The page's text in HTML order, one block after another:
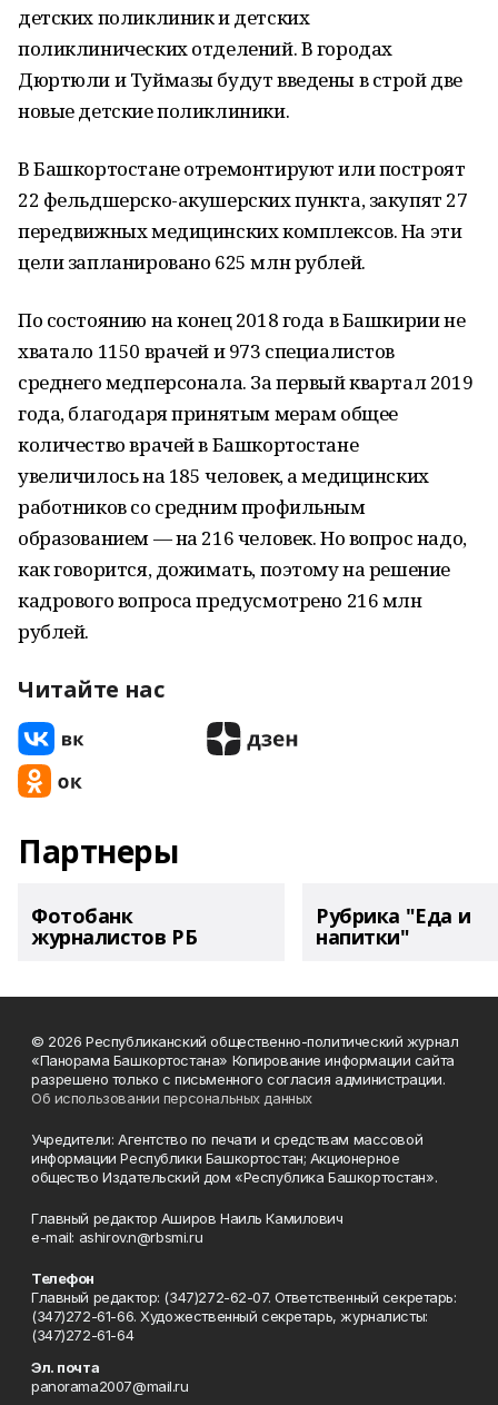
детских поликлиник и детских
поликлинических отделений. В городах
Дюртюли и Туймазы будут введены в строй две
новые детские поликлиники.
В Башкортостане отремонтируют или построят
22 фельдшерско-акушерских пункта, закупят 27
передвижных медицинских комплексов. На эти
цели запланировано 625 млн рублей.
По состоянию на конец 2018 года в Башкирии не
хватало 1150 врачей и 973 специалистов
среднего медперсонала. За первый квартал 2019
года, благодаря принятым мерам общее
количество врачей в Башкортостане
увеличилось на 185 человек, а медицинских
работников со средним профильным
образованием — на 216 человек. Но вопрос надо,
как говорится, дожимать, поэтому на решение
кадрового вопроса предусмотрено 216 млн
рублей.
Читайте нас
Партнеры
Фотобанк
журналистов РБ
Рубрика "Еда и
напитки"
© 2026 Республиканский общественно-политический журнал
«Панорама Башкортостана» Копирование информации сайта
разрешено только с письменного согласия администрации.
Об использовании персональных данных
Учредители: Агентство по печати и средствам массовой
информации Республики Башкортостан; Акционерное
общество Издательский дом «Республика Башкортостан».
Главный редактор Аширов Наиль Камилович
e-mail: ashirov.n@rbsmi.ru
Телефон
Главный редактор: (347)272-62-07. Ответственный секретарь:
(347)272-61-66. Художественный секретарь, журналисты:
(347)272-61-64
Эл. почта
panorama2007@mail.ru